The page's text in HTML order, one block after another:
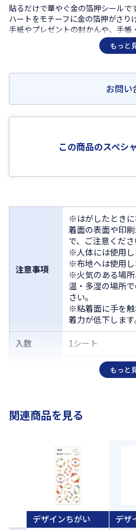
貼るだけで華やぐ金の箔押シールです
ハートをモチーフに金の箔押がさり
手紙やプレゼントの封かんや、手
もっと
お問い
この商品のスペシ
注意事項
※はがしたとき
着面の表面や印
で、ご注意くださ
※人体には使用し
※布地へは使用し
※火気のある場
温・多湿の場所
さい。
※粘着面に手を
着力が低下します
入数
1シート
80×145mm（シ
もっと
関連商品を見る
デザインちがい デザ